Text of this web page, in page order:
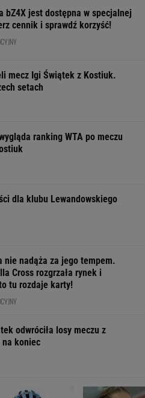
bZ4X jest dostępna w specjalnej
cennik i sprawdź korzyść!
mecz Igi Świątek z Kostiuk.
setach
ranking WTA po meczu
dla klubu Lewandowskiego
nie nadąża za jego tempem.
Cross rozgrzała rynek i
tu rozdaje karty!
odwróciła losy meczu z
na koniec